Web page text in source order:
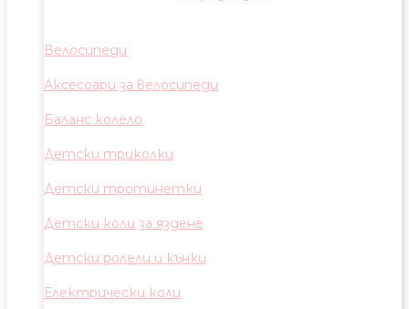
Велосипеди
Аксесоари за велосипеди
Баланс колело
Детски триколки
Детски тротинетки
Детски коли за яздене
Детски ролели и кънки
Електрически коли